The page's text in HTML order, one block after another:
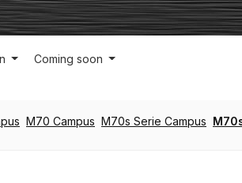
Coming soon
M70 Campus M70s Serie Campus